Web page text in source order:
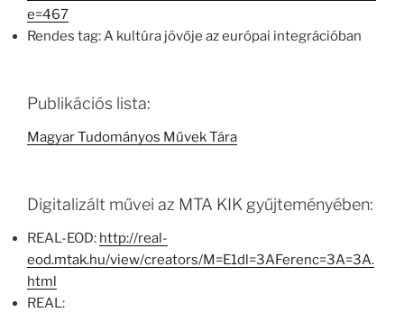
e=467
Rendes tag: A kultúra jövője az európai integrációban
Publikációs lista:
Magyar Tudományos Művek Tára
Digitalizált művei az MTA KIK gyűjteményében:
REAL-EOD: http://real-
eod.mtak.hu/view/creators/M=E1dl=3AFerenc=3A=3A.
html
REAL: